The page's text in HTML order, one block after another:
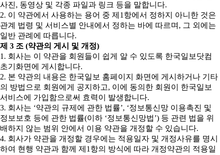
사진, 동영상 및 각종 파일과 링크 등을 말합니다.
2. 이 약관에서 사용하는 용어 중 제1항에서 정하지 아니한 것은
관계 법령 및 서비스별 안내에서 정하는 바에 따르며, 그 외에는
일반 관례에 따릅니다.
제 3 조 (약관의 게시 및 개정)
1. 회사는 이 약관을 회원들이 쉽게 알 수 있도록 한국일보닷컴
초기화면에 게시합니다.
2. 본 약관의 내용은 한국일보 홈페이지 화면에 게시하거나 기타
의 방법으로 회원에게 공지하고, 이에 동의한 회원이 한국일보
서비스에 가입함으로써 효력이 발생합니다.
3. 회사는 ‘약관의 규제에 관한 법률’, ‘정보통신망 이용촉진 및
정보보호 등에 관한 법률(이하 ‘정보통신망법’) 등 관련 법을 위
배하지 않는 범위 안에서 이용 약관을 개정할 수 있습니다.
4. 회사가 약관을 개정할 경우에는 적용일자 및 개정사유를 명시
하여 현행 약관과 함께 제1항의 방식에 따라 개정약관의 적용일